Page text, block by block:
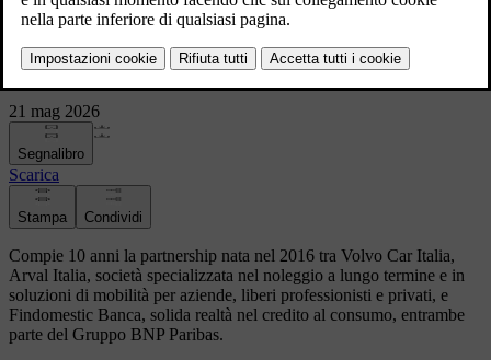
concessionari Volvo strumenti finanziari
evoluti e adatti alle esigenze dei clienti
21 mag 2026
Segnalibro
Scarica
Stampa Condividi
Compie 10 anni la partnership nata nel 2016 tra Volvo Car Italia,
Arval Italia, società specializzata nel noleggio a lungo termine e in
soluzioni di mobilità per aziende, liberi professionisti e privati, e
Findomestic Banca, solida realtà nel credito al consumo, entrambe
parte del Gruppo BNP Paribas.